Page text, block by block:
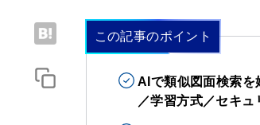
この記事のポイント
AIで類似図面検索を
／学習方式／セキ